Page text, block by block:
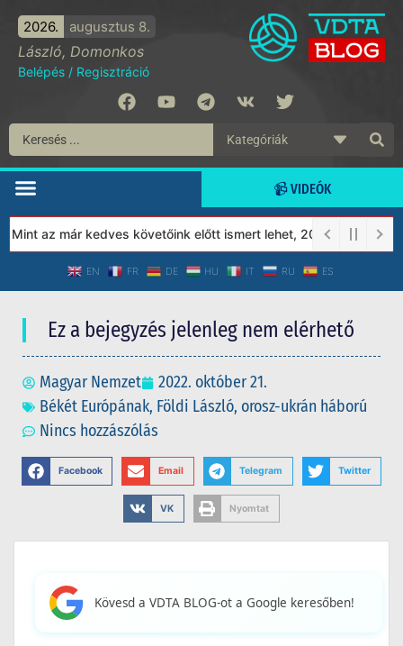
2026. augusztus 8.
László, Domonkos
Belépés / Regisztráció
📹 VIDEÓK
az már kedves követőink előtt ismert lehet, 2023-tól a Védett
EN FR DE HU IT RU ES
Ez a bejegyzés jelenleg nem elérhető
Magyar Nemzet
2022. október 21.
Békét Európának, Földi László, orosz-ukrán háború
Nincs hozzászólás
Facebook Email Telegram Twitter
VK Nyomtat
Kövesd a VDTA BLOG-ot a Google keresőben!